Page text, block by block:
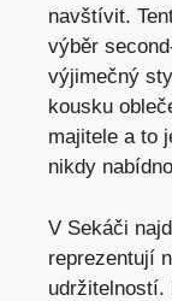
navštívit.
výběr
výjimečný
kousku
majitele a to
nikdy
V Sekáči
reprezentují
udržitelností.